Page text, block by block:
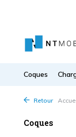
Coques
Retour
Coques